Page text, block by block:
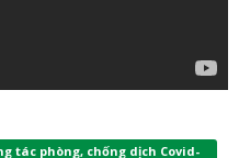
tác phòng, chống dịch Covid-